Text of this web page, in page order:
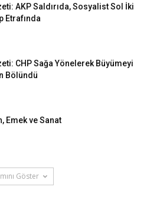
AKP Saldırıda, Sosyalist Sol İki
Etrafında
CHP Sağa Yönelerek Büyümeyi
Bölündü
Emek ve Sanat
Göster